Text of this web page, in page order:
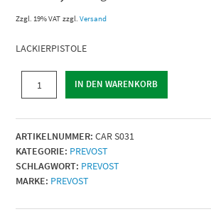
Zzgl. 19% VAT zzgl.Versand
LACKIERPISTOLE
Düse
(mm)
=
1,5
|
IN DEN WARENKORB
ARTIKELNUMMER: CAR S031
KATEGORIE: PREVOST
SCHLAGWORT: PREVOST
MARKE: PREVOST